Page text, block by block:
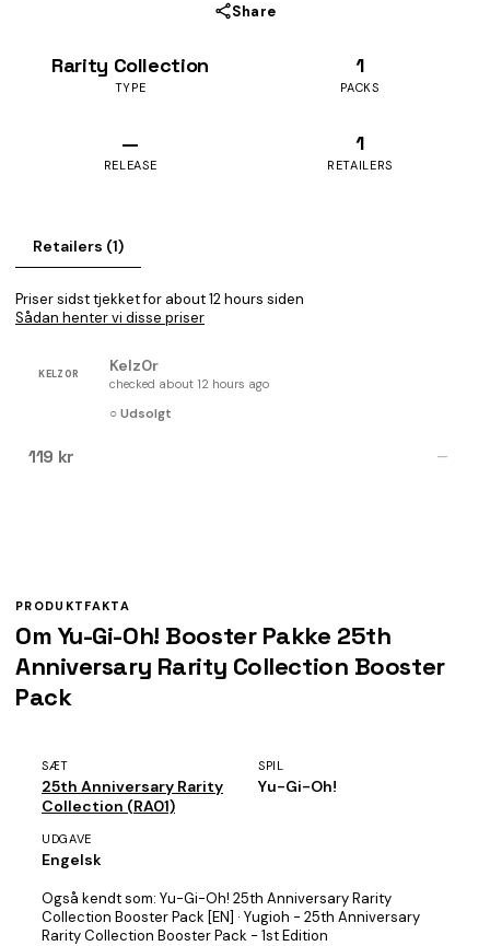
Share
Rarity Collection
TYPE
1
PACKS
—
RELEASE
1
RETAILERS
Retailers (1)
Priser sidst tjekket for about 12 hours siden
Sådan henter vi disse priser
KELZ0R Kelz0r
checked about 12 hours ago
○ Udsolgt
119 kr —
PRODUKTFAKTA
Om Yu-Gi-Oh! Booster Pakke 25th
Anniversary Rarity Collection Booster
Pack
SÆT
25th Anniversary Rarity
Collection (RA01)
SPIL
Yu-Gi-Oh!
UDGAVE
Engelsk
Også kendt som: Yu-Gi-Oh! 25th Anniversary Rarity
Collection Booster Pack [EN] · Yugioh - 25th Anniversary
Rarity Collection Booster Pack - 1st Edition